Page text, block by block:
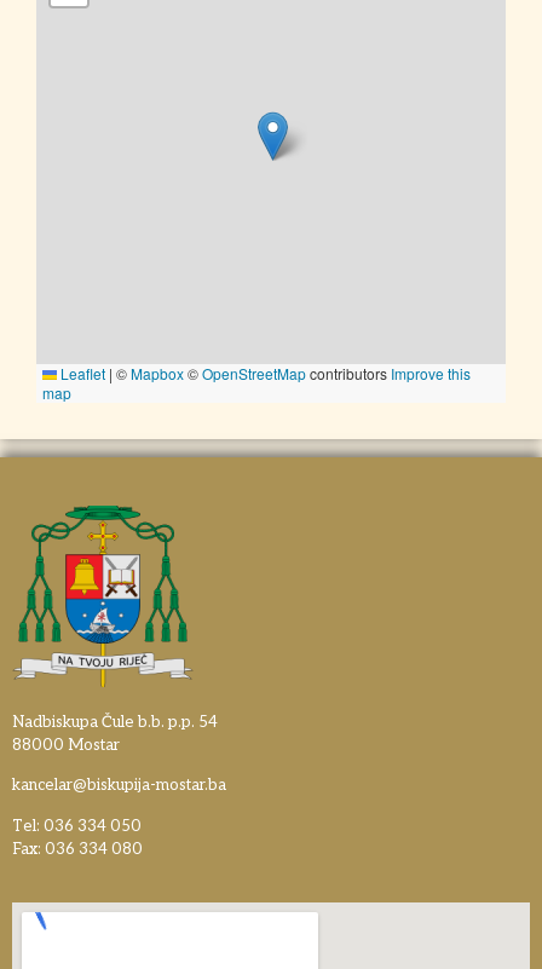
Leaflet | ©Mapbox©OpenStreetMapcontributors Improve this
map
Nadbiskupa Čule b.b. p.p. 54
88000 Mostar
kancelar@biskupija-mostar.ba
Tel: 036 334 050
Fax: 036 334 080